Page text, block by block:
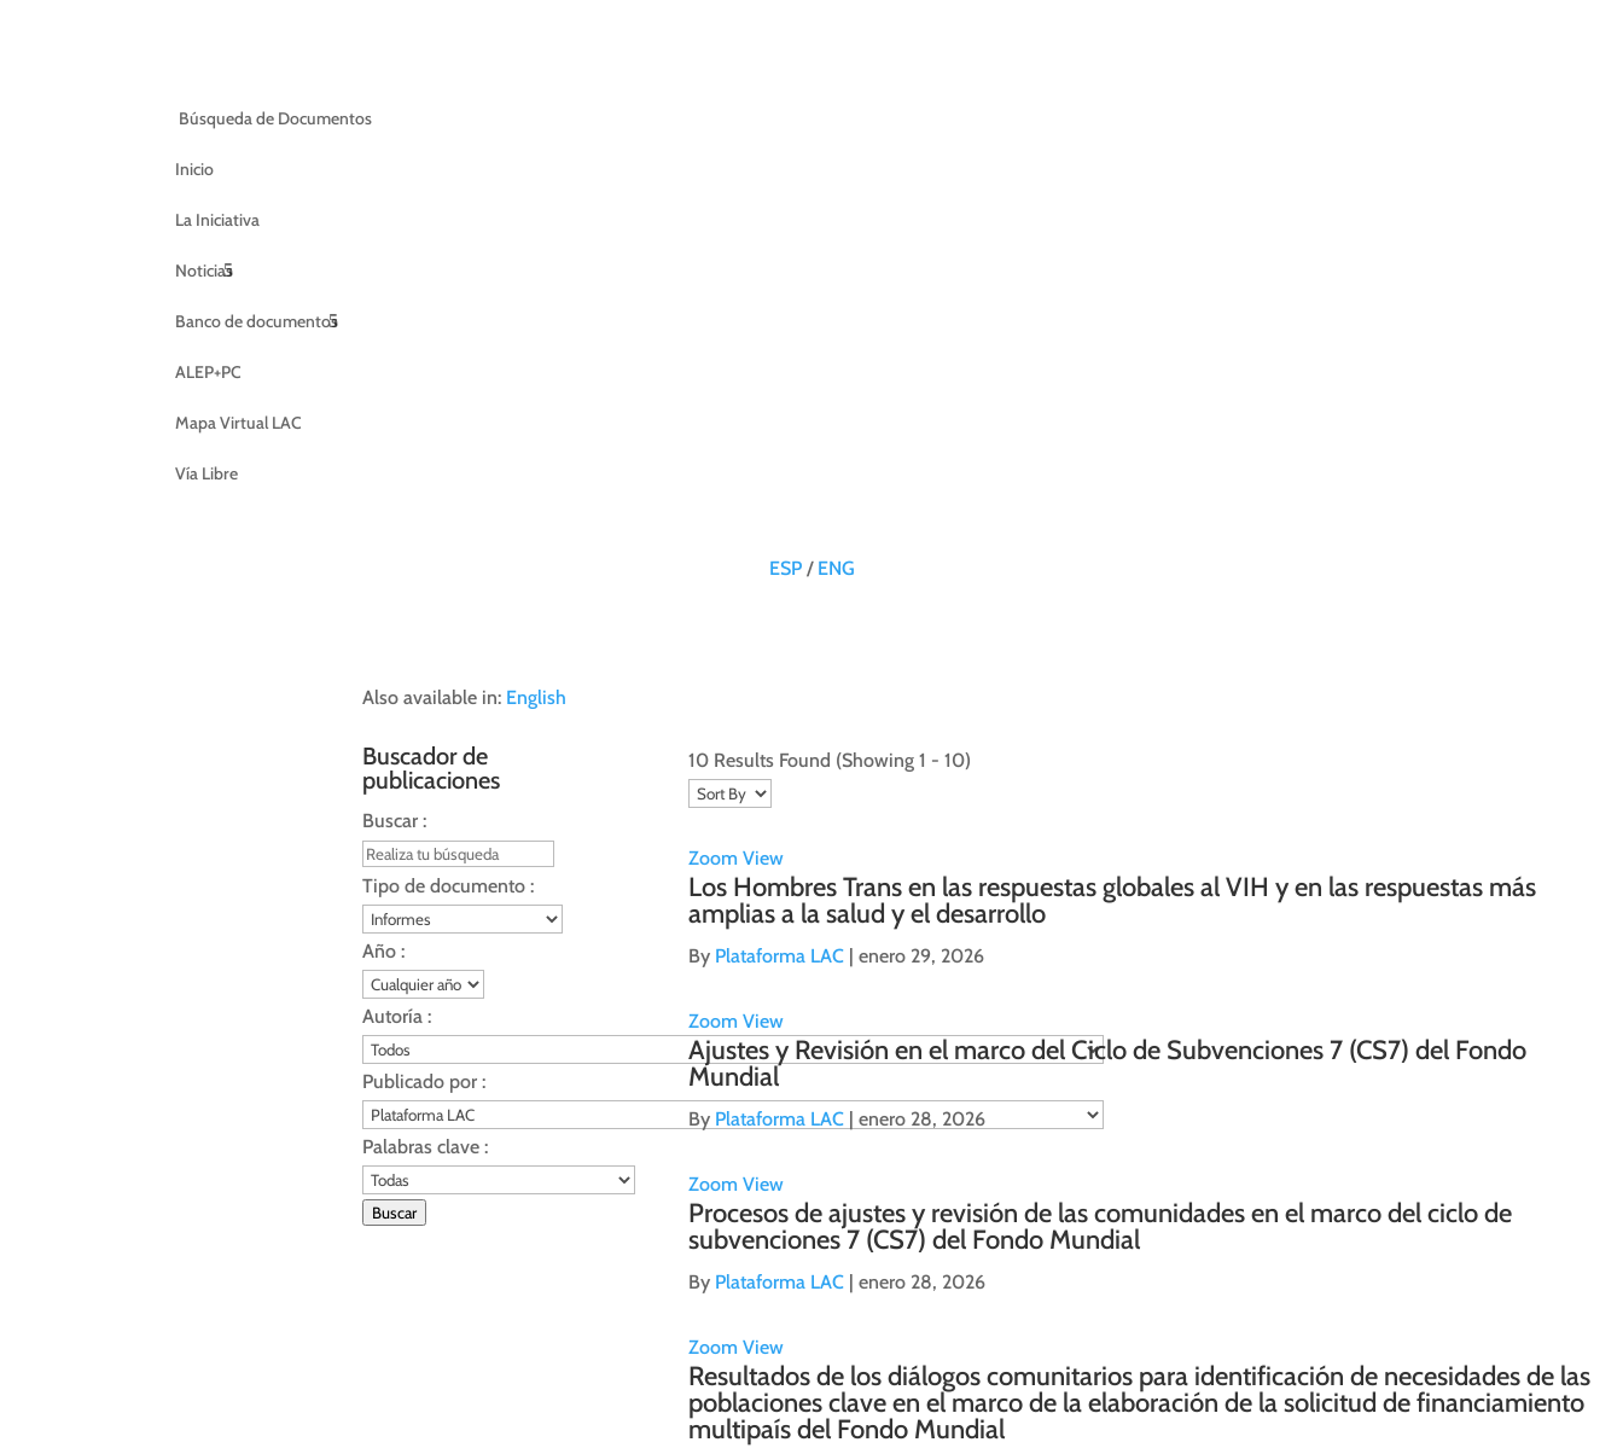
Búsqueda de Documentos
Inicio
La Iniciativa
Noticias
Banco de documentos
ALEP+PC
Mapa Virtual LAC
Vía Libre
ESP/ ENG
Also available in: English
Buscador de
publicaciones
Buscar :
Tipo de documento :
Año :
Autoría :
Publicado por :
Palabras clave :
Buscar
10 Results Found (Showing 1 - 10)
Zoom View
Los Hombres Trans en las respuestas globales al VIH y en las respuestas más
amplias a la salud y el desarrollo
By Plataforma LAC |enero 29, 2026
Zoom View
Ajustes y Revisión en el marco del Ciclo de Subvenciones 7 (CS7) del Fondo
Mundial
By Plataforma LAC |enero 28, 2026
Zoom View
Procesos de ajustes y revisión de las comunidades en el marco del ciclo de
subvenciones 7 (CS7) del Fondo Mundial
By Plataforma LAC |enero 28, 2026
Zoom View
Resultados de los diálogos comunitarios para identificación de necesidades de las
poblaciones clave en el marco de la elaboración de la solicitud de financiamiento
multipaís del Fondo Mundial